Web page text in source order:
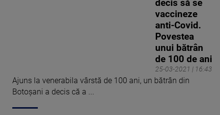
25-03-2021 | 16:43
decis să se
vaccineze
anti-Covid.
Povestea
unui bătrân
de 100 de ani
Ajuns la venerabila vârstă de 100 ani, un bătrân din
Botoșani a decis că a ...